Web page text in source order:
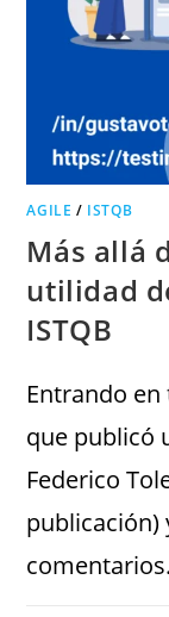
AGILE / ISTQB
Más allá
utilidad
ISTQB
Entrando
que publicó
Federico
publicación)